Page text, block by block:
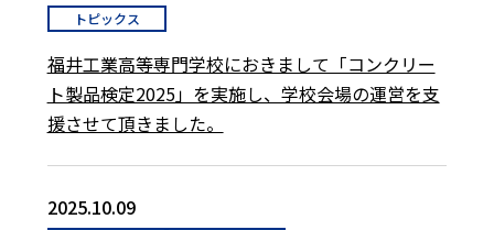
トピックス
福井工業高等専門学校におきまして「コンクリー
ト製品検定2025」を実施し、学校会場の運営を支
援させて頂きました。
2025.10.09